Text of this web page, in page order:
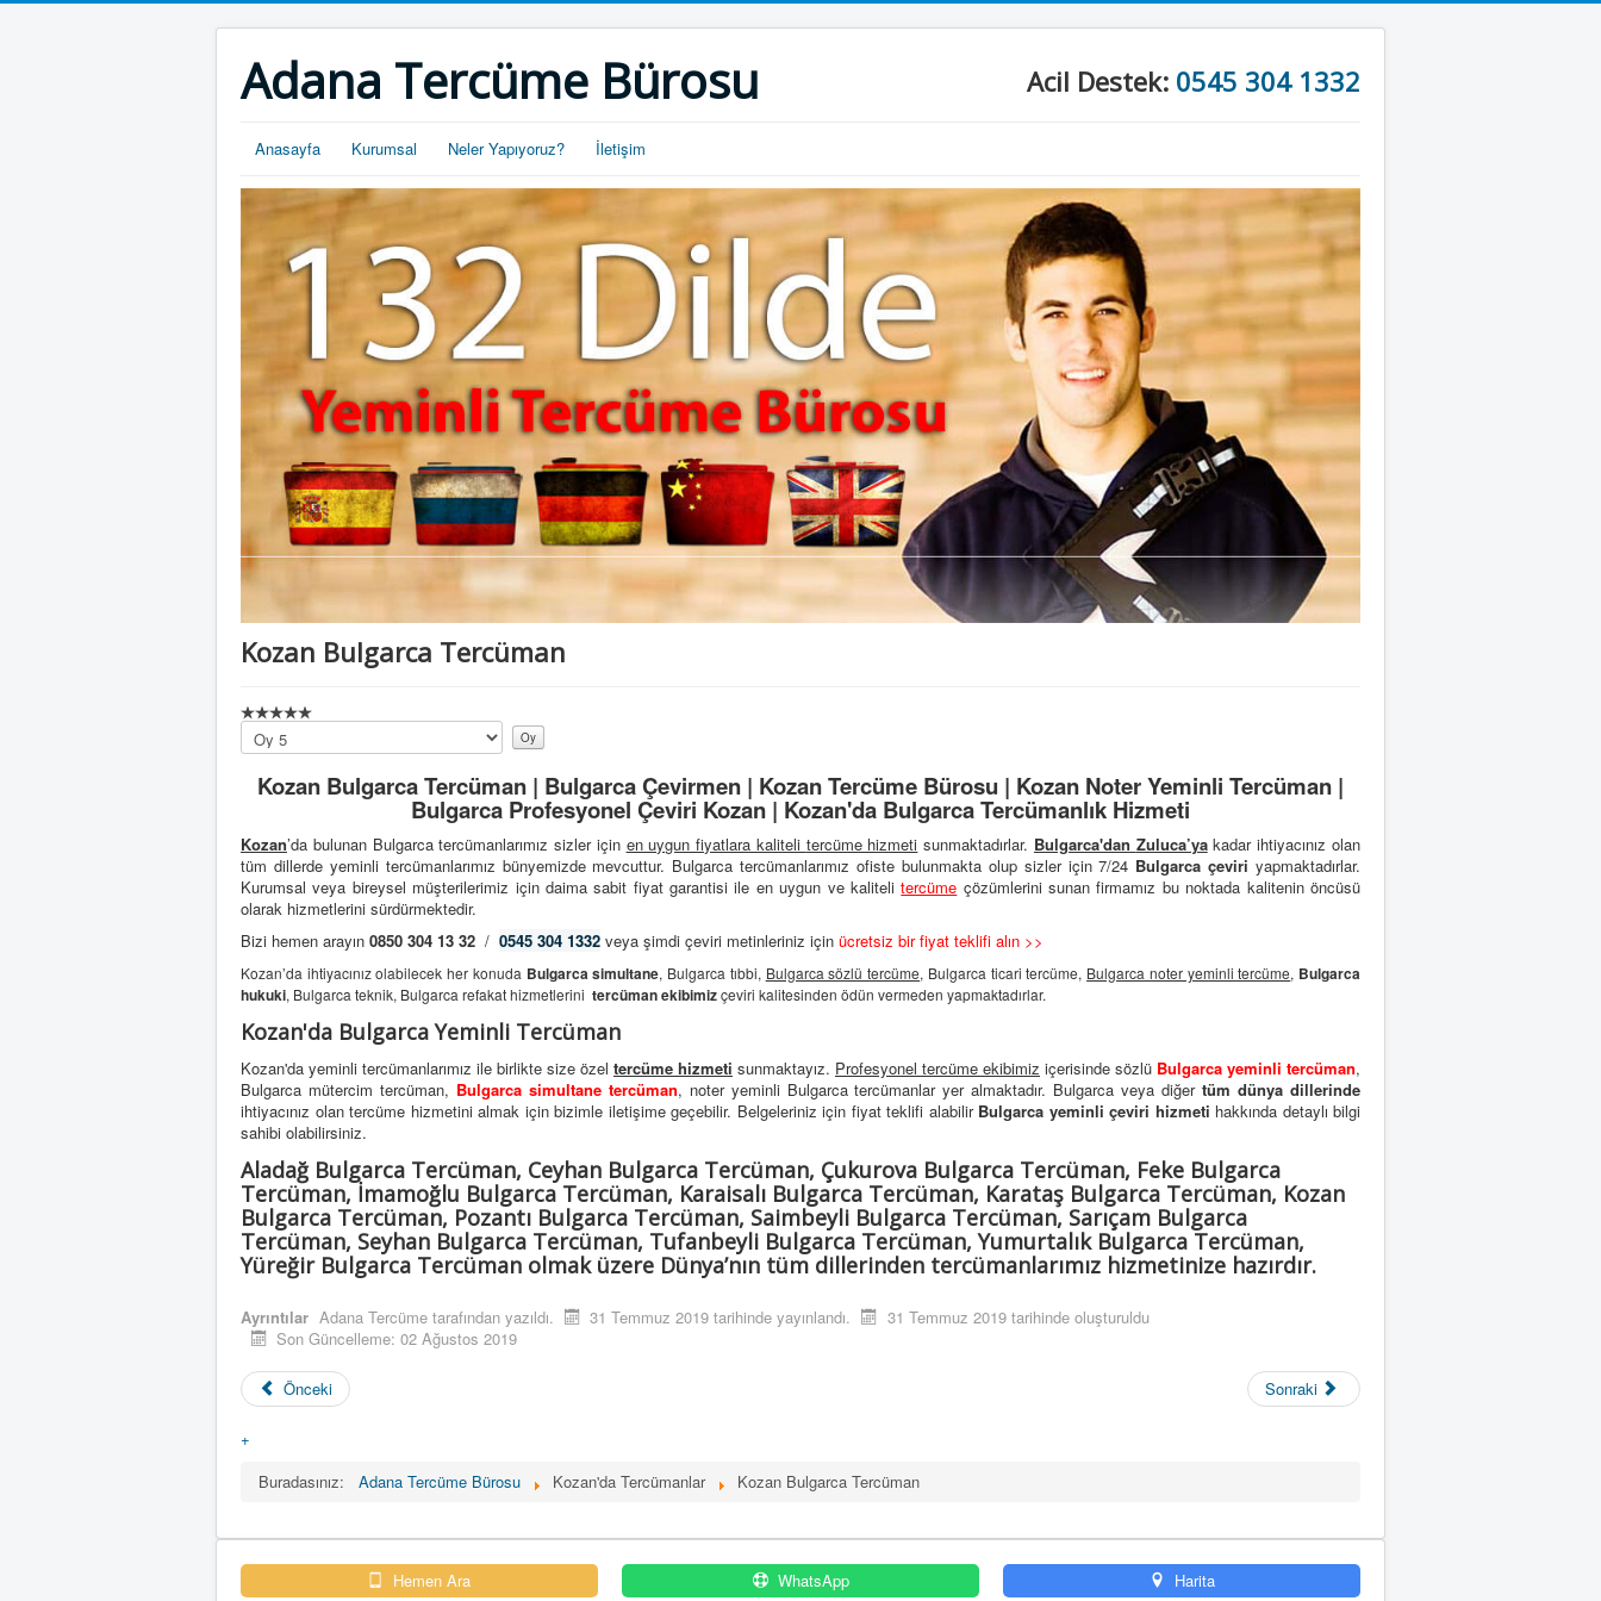
Adana Tercüme Bürosu Acil Destek: 0545 304 1332
Anasayfa Kurumsal Neler Yapıyoruz? İletişim
Kozan Bulgarca Tercüman
Lütfen
oylayın
Kozan Bulgarca Tercüman | Bulgarca Çevirmen | Kozan Tercüme Bürosu | Kozan Noter Yeminli Tercüman |
Bulgarca Profesyonel Çeviri Kozan | Kozan'da Bulgarca Tercümanlık Hizmeti
Kozan’da bulunan Bulgarca tercümanlarımız sizler için en uygun fiyatlara kaliteli tercüme hizmeti sunmaktadırlar. Bulgarca'dan Zuluca’yakadar ihtiyacınız olan
tüm dillerde yeminli tercümanlarımız bünyemizde mevcuttur. Bulgarca tercümanlarımız ofiste bulunmakta olup sizler için 7/24 Bulgarca çeviri yapmaktadırlar.
Kurumsal veya bireysel müşterilerimiz için daima sabit fiyat garantisi ile en uygun ve kalitelitercüme çözümlerini sunan firmamız bu noktada kalitenin öncüsü
olarak hizmetlerini sürdürmektedir.
Bizi hemen arayın 0850 304 13 32 / 0545 304 1332 veya şimdi çeviri metinleriniz için ücretsiz bir fiyat teklifi alın >>
Kozan’da ihtiyacınız olabilecek her konuda Bulgarca simultane, Bulgarca tıbbi, Bulgarca sözlü tercüme, Bulgarca ticari tercüme, Bulgarca noter yeminli tercüme, Bulgarca
hukuki, Bulgarca teknik, Bulgarca refakat hizmetlerini tercüman ekibimizçeviri kalitesinden ödün vermeden yapmaktadırlar.
Kozan'da Bulgarca Yeminli Tercüman
Kozan'da yeminli tercümanlarımız ile birlikte size özel tercüme hizmeti sunmaktayız. Profesyonel tercüme ekibimiz içerisinde sözlü Bulgarca yeminli tercüman,
Bulgarca mütercim tercüman, Bulgarca simultane tercüman, noter yeminli Bulgarca tercümanlar yer almaktadır. Bulgarca veya diğertüm dünya dillerinde
ihtiyacınız olan tercüme hizmetini almak için bizimle iletişime geçebilir. Belgeleriniz için fiyat teklifi alabilir Bulgarca yeminli çeviri hizmeti hakkında detaylı bilgi
sahibi olabilirsiniz.
Aladağ Bulgarca Tercüman, Ceyhan Bulgarca Tercüman, Çukurova Bulgarca Tercüman, Feke Bulgarca
Tercüman, İmamoğlu Bulgarca Tercüman, Karaisalı Bulgarca Tercüman, Karataş Bulgarca Tercüman, Kozan
Bulgarca Tercüman, Pozantı Bulgarca Tercüman, Saimbeyli Bulgarca Tercüman, Sarıçam Bulgarca
Tercüman, Seyhan Bulgarca Tercüman, Tufanbeyli Bulgarca Tercüman, Yumurtalık Bulgarca Tercüman,
Yüreğir Bulgarca Tercüman olmak üzere Dünya’nın tüm dillerinden tercümanlarımız hizmetinize hazırdır.
Ayrıntılar Adana Tercüme tarafından yazıldı. 31 Temmuz 2019 tarihinde yayınlandı.
31 Temmuz 2019 tarihinde oluşturuldu
Son Güncelleme: 02 Ağustos 2019
Önceki Sonraki
+
Buradasınız:
Adana Tercüme Bürosu Kozan'da Tercümanlar Kozan Bulgarca Tercüman
Hemen Ara WhatsApp Harita